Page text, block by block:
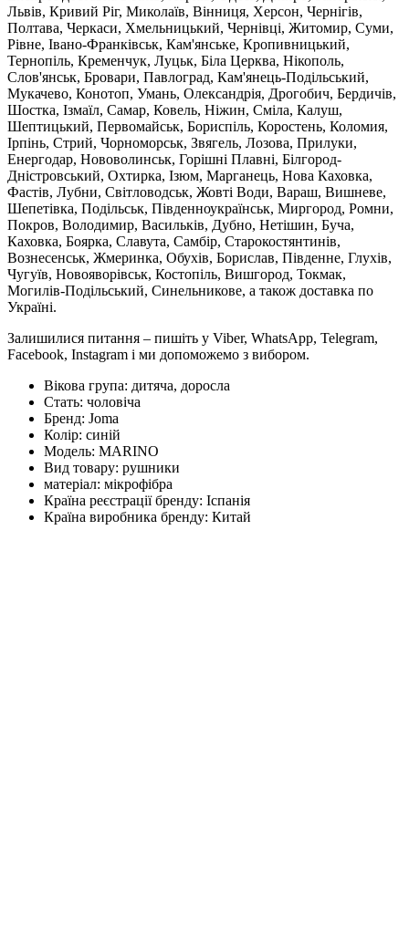
Львів, Кривий Ріг, Миколаїв, Вінниця, Херсон, Чернігів,
Полтава, Черкаси, Хмельницький, Чернівці, Житомир, Суми,
Рівне, Івано-Франківськ, Кам'янське, Кропивницький,
Тернопіль, Кременчук, Луцьк, Біла Церква, Нікополь,
Слов'янськ, Бровари, Павлоград, Кам'янець-Подільський,
Мукачево, Конотоп, Умань, Олександрія, Дрогобич, Бердичів,
Шостка, Ізмаїл, Самар, Ковель, Ніжин, Сміла, Калуш,
Шептицький, Первомайськ, Бориспіль, Коростень, Коломия,
Ірпінь, Стрий, Чорноморськ, Звягель, Лозова, Прилуки,
Енергодар, Нововолинськ, Горішні Плавні, Білгород-
Дністровський, Охтирка, Ізюм, Марганець, Нова Каховка,
Фастів, Лубни, Світловодськ, Жовті Води, Вараш, Вишневе,
Шепетівка, Подільськ, Південноукраїнськ, Миргород, Ромни,
Покров, Володимир, Васильків, Дубно, Нетішин, Буча,
Каховка, Боярка, Славута, Самбір, Старокостянтинів,
Вознесенськ, Жмеринка, Обухів, Борислав, Південне, Глухів,
Чугуїв, Новояворівськ, Костопіль, Вишгород, Токмак,
Могилів-Подільський, Синельникове, а також доставка по
Україні.
Залишилися питання – пишіть у Viber, WhatsApp, Telegram,
Facebook, Instagram і ми допоможемо з вибором.
Вікова група: дитяча, доросла
Стать: чоловіча
Бренд: Joma
Колір: синій
Модель: MARINO
Вид товару: рушники
матеріал: мікрофібра
Країна реєстрації бренду: Іспанія
Країна виробника бренду: Китай